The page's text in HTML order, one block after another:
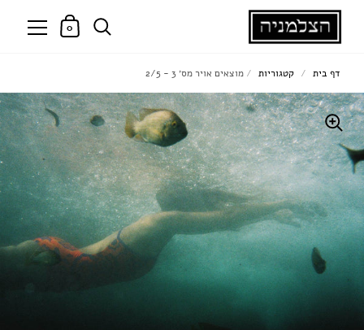
0
דף בית / קטגוריות / מוצאים אויר מס׳ 3 - 2/5